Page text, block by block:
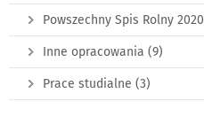
Powszechny Spis Rolny 2020
Inne opracowania (9)
Prace studialne (3)